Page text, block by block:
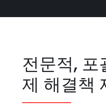
전문적, 포
제 해결책